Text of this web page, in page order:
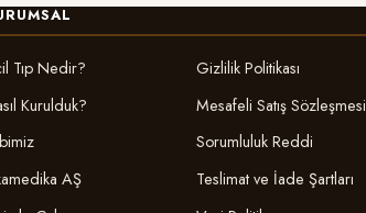
Tıp Nedir?
Kurulduk?
AŞ
Gizlilik Politikası
Mesafeli Satış Sözleşmesi
Sorumluluk Reddi
Teslimat ve İade Şartları